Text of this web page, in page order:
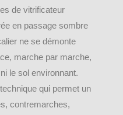
de vitrificateur
en passage sombre
ne se démonte
marche par marche,
le sol environnant.
qui permet un
contremarches,